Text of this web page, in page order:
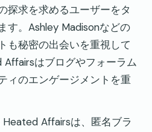
探求を求めるユーザーをタ
す。Ashley Madisonなどの
も秘密の出会いを重視して
はブログやフォーラム
ィのエンゲージメントを重
Heated Affairsは、匿名ブラ